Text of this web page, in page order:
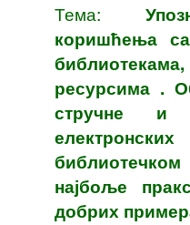
Тема:
коришћења
ресурсима .
стручне и
најбоље
добрих